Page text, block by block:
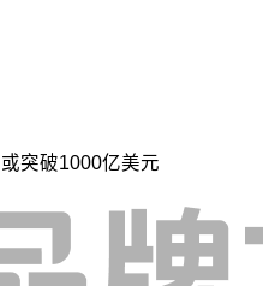
突破1000亿美元